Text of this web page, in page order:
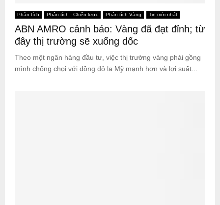
Phân tích Phân tích - Chiến lược Phân tích Vàng Tin mới nhất
ABN AMRO cảnh báo: Vàng đã đạt đỉnh; từ
đây thị trường sẽ xuống dốc
Theo một ngân hàng đầu tư, việc thị trường vàng phải gồng
mình chống chọi với đồng đô la Mỹ mạnh hơn và lợi suất...